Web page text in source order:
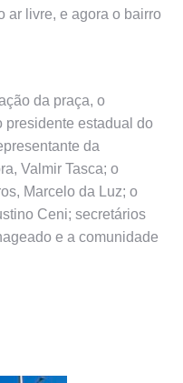
ar livre, e agora o bairro
da praça, o
presidente estadual do
da
Valmir Tasca; o
Marcelo da Luz; o
Ceni; secretários
e a comunidade